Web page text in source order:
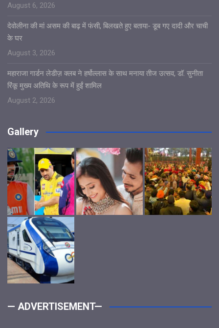
August 6, 2026
देवोलीना की मां असम की बाढ़ में फंसी, बिलखते हुए बताया- डूब गए दादी और चाची
के घर
August 3, 2026
महाराजा गार्डन लेडीज़ क्लब ने हर्षोल्लास के साथ मनाया तीज उत्सव, डॉ. सुनीता
रिंकू मुख्य अतिथि के रूप में हुईं शामिल
August 2, 2026
Gallery
— ADVERTISEMENT—